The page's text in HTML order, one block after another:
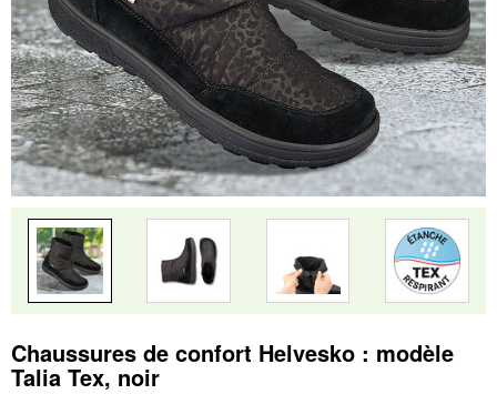
Chaussures de confort Helvesko : modèle
Talia Tex, noir